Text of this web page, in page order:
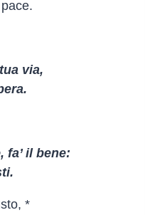
via,
fa’ il bene:
*